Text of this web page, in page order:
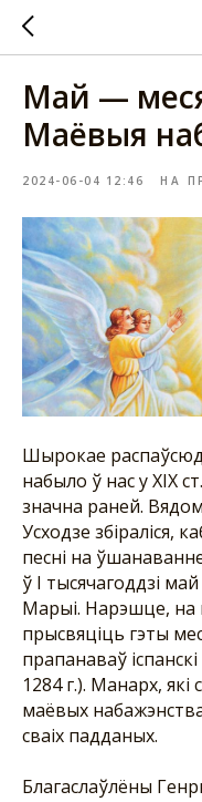
Май —
Маёвыя
2024-06-04 12:46 НА
Шырокае
набыло ў нас у ХІХ
значна раней.
Усходзе збіраліся,
песні на
ў І тысячагоддзі
Марыі. Нарэшце, на
прысвяціць гэты
прапанаваў
1284 г.). Манарх, які
маёвых
сваіх падданых.
Благаслаўлёны